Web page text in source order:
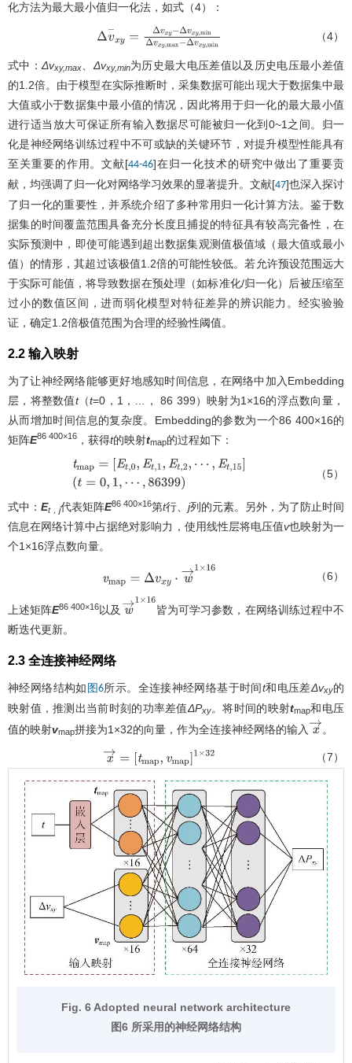
化方法为最大最小值归一化法，如式（4）：
Δv−xy =Δ vxy−Δvxy,minΔvx （4）
式中： Δvxy,max Δvxy,min为历史最大电压差值以及历史电压最小差值
的1.2倍。由于模型在实际推断时，采集数据可能出现大于数据集中最
大值或小于数据集中最小值的情况，因此将用于归一化的最大最小值
进行适当放大可保证所有输入数据尽可能被归一化到0~1之间。归一
化是神经网络训练过程中不可或缺的关键环节，对提升模型性能具有
至关重要的作用。文献[44-46]在归一化技术的研究中做出了重要贡
献，均强调了归一化对网络学习效果的显著提升。文献[47]也深入探讨
了归一化的重要性，并系统介绍了多种常用归一化计算方法。鉴于数
据集的时间覆盖范围具备充分长度且捕捉的特征具有较高完备性，在
实际预测中，即使可能遇到超出数据集观测值极值域（最大值或最小
值）的情形，其超过该极值1.2倍的可能性较低。若允许预设范围远大
于实际可能值，将导致数据在预处理（如标准化/归一化）后被压缩至
过小的数值区间，进而弱化模型对特征差异的辨识能力。经实验验
证，确定1.2倍极值范围为合理的经验性阈值。
2.2 输入映射
为了让神经网络能够更好地感知时间信息，在网络中加入Embedding
层，将整数值t（t=0，1，…， 86 399）映射为1×16的浮点数向量，
从而增加时间信息的复杂度。Embedding的参数为一个86 400×16的
矩阵E86 400×16 ，获得t的映射tmap的过程如下：
ap = Et,1,Et,2 （5）
式中： Et，j代表矩阵E86 400×16第t行、 j列的元素。另外，为了防止时间
信息在网络计算中占据绝对影响力，使用线性层将电压值v也映射为一
个1×16浮点数向量。
vmap =Δ vxy⋅w→ 1× （6）
上述矩阵E86 400×16以及 w→ 16
皆为可学习参数，在网络训练过程中不
断迭代更新。
2.3 全连接神经网络
神经网络结构如 图6所示。全连接神经网络基于时间t和电压差Δvxy的
映射值，推测出当前时刻的功率差值ΔPxy。将时间的映射tmap和电压
值的映射vmap拼接为1×32的向量，作为全连接神经网络的输入 x→。
x→ =[t map,vmap]1 （7）
Fig. 6 Adopted neural network architecture
图6 所采用的神经网络结构